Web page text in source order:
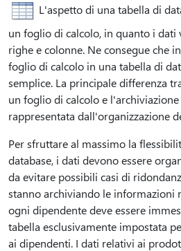
L'aspetto di una tabella di
un foglio di calcolo, in quanto i dati
righe e colonne. Ne consegue che
foglio di calcolo in una tabella di
semplice. La principale differenza
un foglio di calcolo e
rappresentata dall'organizzazione
Per sfruttare al massimo la
database, i dati devono essere
da evitare possibili casi di
stanno archiviando le informazioni
ogni dipendente deve essere
tabella esclusivamente impostata
ai dipendenti. I dati relativi ai